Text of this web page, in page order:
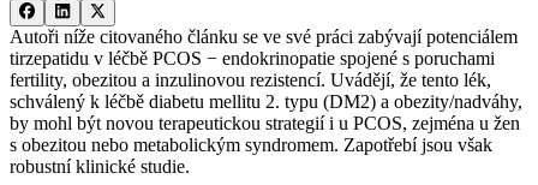
Autoři níže citovaného článku se ve své práci zabývají potenciálem
tirzepatidu v léčbě PCOS −⁠ endokrinopatie spojené s poruchami
fertility, obezitou a inzulinovou rezistencí. Uvádějí, že tento lék,
schválený k léčbě diabetu mellitu 2. typu (DM2) a obezity/nadváhy,
by mohl být novou terapeutickou strategií i u PCOS, zejména u žen
s obezitou nebo metabolickým syndromem. Zapotřebí jsou však
robustní klinické studie.